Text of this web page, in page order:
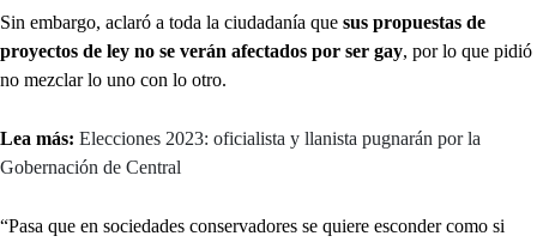
Sin embargo, aclaró a toda la ciudadanía que sus propuestas de
proyectos de ley no se verán afectados por ser gay, por lo que pidió
no mezclar lo uno con lo otro.
Lea más: Elecciones 2023: oficialista y llanista pugnarán por la
Gobernación de Central
“Pasa que en sociedades conservadores se quiere esconder como si